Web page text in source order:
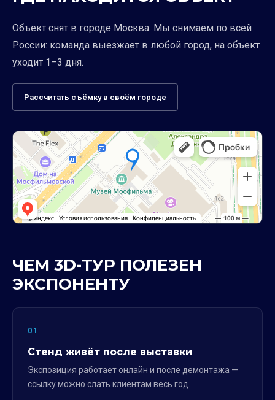
Объект снят в городе Москва. Мы снимаем по всей
России: команда выезжает в любой город, на объект
уходит 1–3 дня.
Рассчитать съёмку в своём городе
ЧЕМ 3D-ТУР ПОЛЕЗЕН
ЭКСПОНЕНТУ
01
Стенд живёт после выставки
Экспозиция работает онлайн и после демонтажа —
ссылку можно слать клиентам весь год.